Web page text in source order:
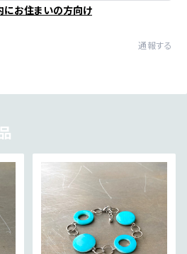
にお住まいの方向け
通報する